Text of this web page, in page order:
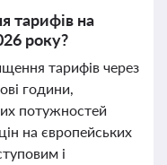
тарифів на
року?
тарифів через
години,
потужностей
на європейських
і